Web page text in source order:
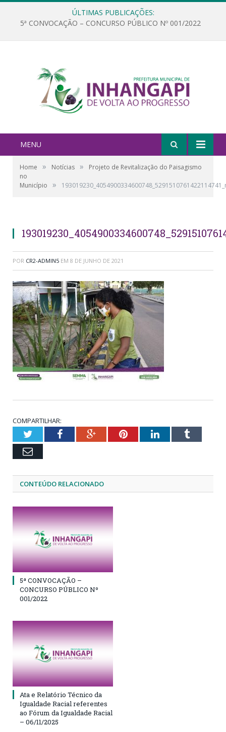
ÚLTIMAS PUBLICAÇÕES:
5ª CONVOCAÇÃO – CONCURSO PÚBLICO Nº 001/2022
MENU
Home » Notícias »
Projeto de Revitalização do Paisagismo
no
Município
»
POR CR2-ADMIN5 EM 8 DE JUNHO DE 2021
COMPARTILHAR:
TwitterFacebookGoogle+PinterestLinkedInTumblr
Email
CONTEÚDO RELACIONADO
5ª CONVOCAÇÃO –
CONCURSO PÚBLICO Nº
001/2022
Ata e Relatório Técnico da
Igualdade Racial referentes
ao Fórum da Igualdade Racial
– 06/11/2025